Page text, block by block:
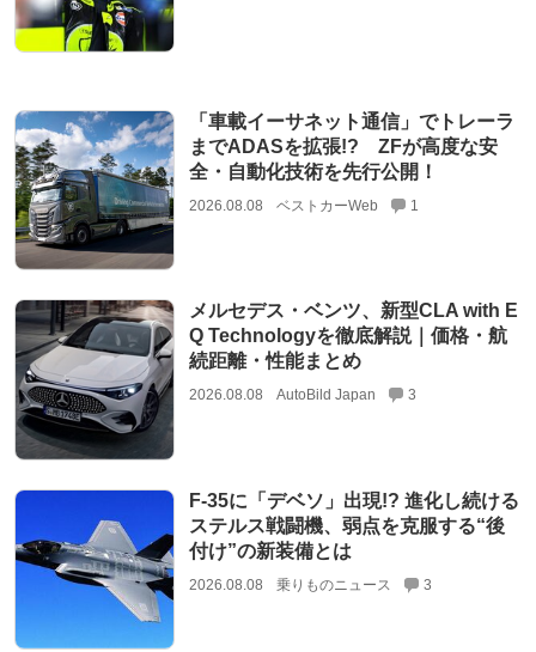
「車載イーサネット通信」でトレーラ
までADASを拡張!? ZFが高度な安
全・自動化技術を先行公開！
2026.08.08 ベストカーWeb 1
メルセデス・ベンツ、新型CLA with E
Q Technologyを徹底解説｜価格・航
続距離・性能まとめ
2026.08.08 AutoBild Japan 3
F-35に「デベソ」出現!? 進化し続ける
ステルス戦闘機、弱点を克服する“後
付け”の新装備とは
2026.08.08 乗りものニュース 3